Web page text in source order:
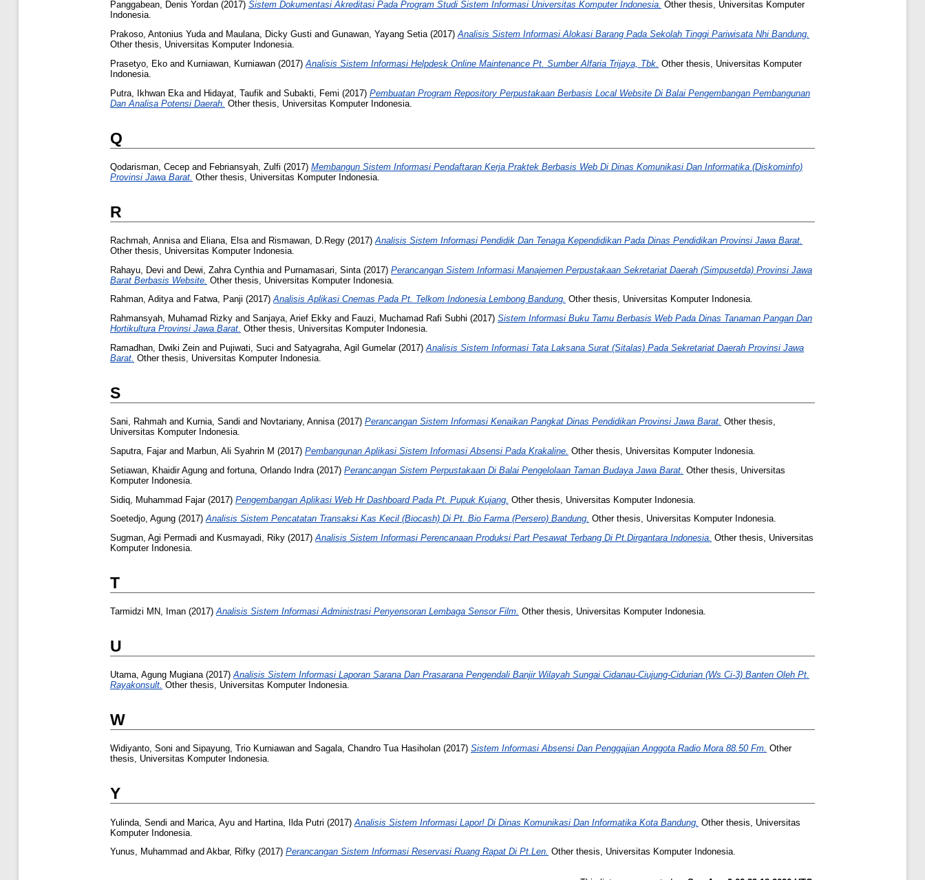
Panggabean, Denis Yordan (2017) Sistem Dokumentasi Akreditasi Pada Program Studi Sistem Informasi Universitas Komputer Indonesia. Other thesis, Universitas Komputer
Indonesia.
Prakoso, Antonius Yudaand Maulana, Dicky Gusti and Gunawan, Yayang Setia(2017)Analisis Sistem Informasi Alokasi Barang Pada Sekolah Tinggi Pariwisata Nhi Bandung.
Other thesis, Universitas Komputer Indonesia.
Prasetyo, Eko and Kurniawan, Kurniawan (2017) Analisis Sistem Informasi Helpdesk Online Maintenance Pt. Sumber Alfaria Trijaya, Tbk. Other thesis, Universitas Komputer
Indonesia.
Putra, Ikhwan Eka and Hidayat, Taufik and Subakti, Femi (2017) Pembuatan Program Repository Perpustakaan Berbasis Local Website Di Balai Pengembangan Pembangunan
Dan Analisa Potensi Daerah. Other thesis, Universitas Komputer Indonesia.
Q
Qodarisman, Cecep and Febriansyah, Zulfi (2017) Membangun Sistem Informasi Pendaftaran Kerja Praktek Berbasis Web Di Dinas Komunikasi Dan Informatika (Diskominfo)
Provinsi Jawa Barat. Other thesis, Universitas Komputer Indonesia.
R
Rachmah, Annisa and Eliana, Elsa and Rismawan, D.Regy (2017) Analisis Sistem Informasi Pendidik Dan Tenaga Kependidikan Pada Dinas Pendidikan Provinsi Jawa Barat.
Other thesis, Universitas Komputer Indonesia.
Rahayu, Devi and Dewi, Zahra Cynthia and Purnamasari, Sinta (2017) Perancangan Sistem Informasi Manajemen Perpustakaan Sekretariat Daerah (Simpusetda) Provinsi Jawa
Barat Berbasis Website. Other thesis, Universitas Komputer Indonesia.
Rahman, Adityaand Fatwa, Panji (2017)Analisis Aplikasi Cnemas Pada Pt. Telkom Indonesia Lembong Bandung. Other thesis, Universitas Komputer Indonesia.
Rahmansyah, Muhamad Rizky and Sanjaya, Arief Ekky and Fauzi, Muchamad Rafi Subhi (2017) Sistem Informasi Buku Tamu Berbasis Web Pada Dinas Tanaman Pangan Dan
Hortikultura Provinsi Jawa Barat. Other thesis, Universitas Komputer Indonesia.
Ramadhan, Dwiki Zein and Pujiwati, Suci and Satyagraha, Agil Gumelar(2017)Analisis Sistem Informasi Tata Laksana Surat (Sitalas) Pada Sekretariat Daerah Provinsi Jawa
Barat. Other thesis, Universitas Komputer Indonesia.
S
Sani, Rahmah and Kurnia, Sandi and Novtariany, Annisa(2017) Perancangan Sistem Informasi Kenaikan Pangkat Dinas Pendidikan Provinsi Jawa Barat. Other thesis,
Universitas Komputer Indonesia.
Saputra, Fajarand Marbun, Ali Syahrin M (2017) Pembangunan Aplikasi Sistem Informasi Absensi Pada Krakaline. Other thesis, Universitas Komputer Indonesia.
Setiawan, Khaidir Agung and fortuna, Orlando Indra (2017) Perancangan Sistem Perpustakaan Di Balai Pengelolaan Taman Budaya Jawa Barat. Other thesis, Universitas
Komputer Indonesia.
Sidiq, Muhammad Fajar(2017) Pengembangan Aplikasi Web Hr Dashboard Pada Pt. Pupuk Kujang. Other thesis, Universitas Komputer Indonesia.
Soetedjo, Agung (2017)Analisis Sistem Pencatatan Transaksi Kas Kecil (Biocash) Di Pt. Bio Farma (Persero) Bandung. Other thesis, Universitas Komputer Indonesia.
Sugman, Agi Permadi and Kusmayadi, Riky (2017)Analisis Sistem Informasi Perencanaan Produksi Part Pesawat Terbang Di Pt.Dirgantara Indonesia. Other thesis, Universitas
Komputer Indonesia.
T
Tarmidzi MN, Iman (2017)Analisis Sistem Informasi Administrasi Penyensoran Lembaga Sensor Film. Other thesis, Universitas Komputer Indonesia.
U
Utama, Agung Mugiana(2017)Analisis Sistem Informasi Laporan Sarana Dan Prasarana Pengendali Banjir Wilayah Sungai Cidanau-Ciujung-Cidurian (Ws Ci-3) Banten Oleh Pt.
Rayakonsult. Other thesis, Universitas Komputer Indonesia.
W
Widiyanto, Soni and Sipayung, Trio Kurniawan and Sagala, Chandro Tua Hasiholan (2017) Sistem Informasi Absensi Dan Penggajian Anggota Radio Mora 88.50 Fm. Other
thesis, Universitas Komputer Indonesia.
Y
Yulinda, Sendi and Marica, Ayu and Hartina, Ilda Putri (2017) Analisis Sistem Informasi Lapor! Di Dinas Komunikasi Dan Informatika Kota Bandung. Other thesis, Universitas
Komputer Indonesia.
Yunus, Muhammad and Akbar, Rifky (2017) Perancangan Sistem Informasi Reservasi Ruang Rapat Di Pt.Len. Other thesis, Universitas Komputer Indonesia.